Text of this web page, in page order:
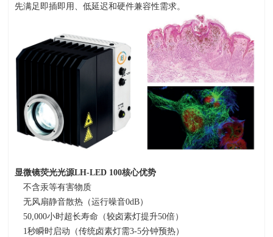
先满足即插即用、低延迟和硬件兼容性需求。
显微镜荧光光源LH-LED 100核心优势
不含汞等有害物质
无风扇静音散热（运行噪音0dB）
50,000小时超长寿命（较卤素灯提升50倍）
1秒瞬时启动（传统卤素灯需3-5分钟预热）